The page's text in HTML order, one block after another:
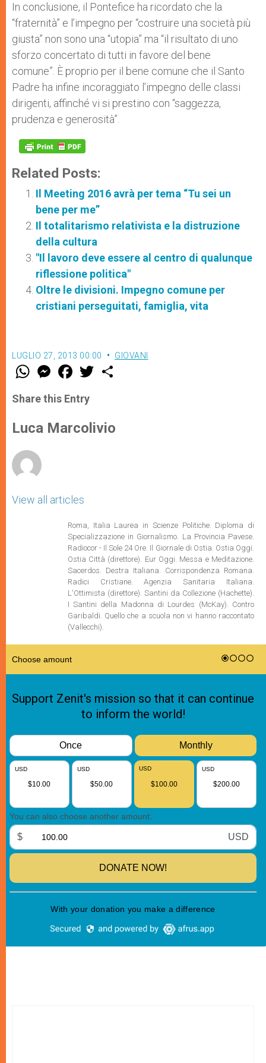
In conclusione, il Pontefice ha ricordato che la
“fraternità” e l’impegno per “costruire una società più
giusta” non sono una “utopia” ma “il risultato di uno
sforzo concertato di tutti in favore del bene
comune”. È proprio per il bene comune che il Santo
Padre ha infine incoraggiato l’impegno delle classi
dirigenti, affinché vi si prestino con “saggezza,
prudenza e generosità”.
Related Posts:
Il Meeting 2016 avrà per tema “Tu sei un
bene per me”
Il totalitarismo relativista e la distruzione
della cultura
"Il lavoro deve essere al centro di qualunque
riflessione politica"
Oltre le divisioni. Impegno comune per
cristiani perseguitati, famiglia, vita
LUGLIO 27, 2013 00:00 GIOVANI
W
t
s
p
p
M
e
s
e
g
e
F
a
e
b
o
k
w
r
Share this Entry
Luca Marcolivio
View all articles
Roma, Italia Laurea in Scienze Politiche. Diploma di
Specializzazione in Giornalismo. La Provincia Pavese.
Radiocor - Il Sole 24 Ore. Il Giornale di Ostia. Ostia Oggi.
Ostia Città (direttore). Eur Oggi. Messa e Meditazione.
Sacerdos. Destra Italiana. Corrispondenza Romana.
Radici Cristiane. Agenzia Sanitaria Italiana.
L'Ottimista (direttore). Santini da Collezione (Hachette).
I Santini della Madonna di Lourdes (McKay). Contro
Garibaldi. Quello che a scuola non vi hanno raccontato
(Vallecchi).